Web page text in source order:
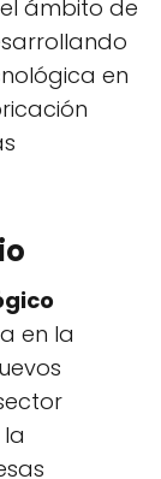
ámbito de
en
en la